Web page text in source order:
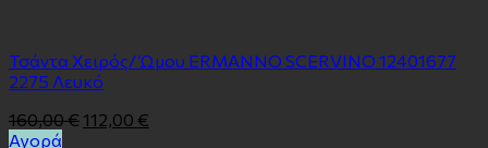
Τσάντα Χειρός/ Ώμου ERMANNO SCERVINO 12401677
2275 Λευκό
160,00€ 112,00 €
Αγορά